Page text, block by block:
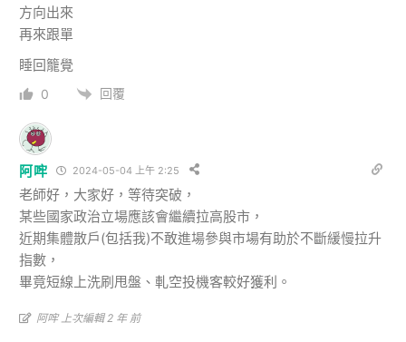
方向出來
再來跟單
睡回籠覺
0 回覆
阿哰 2024-05-04 上午 2:25
老師好，大家好，等待突破，
某些國家政治立場應該會繼續拉高股市，
近期集體散戶(包括我)不敢進場參與市場有助於不斷緩慢拉升
指數，
畢竟短線上洗刷甩盤、軋空投機客較好獲利。
阿哰 上次編輯 2 年 前